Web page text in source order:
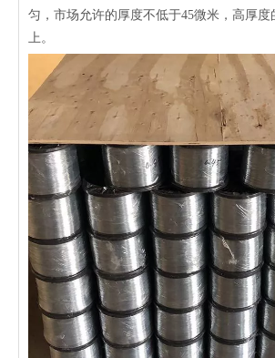
匀，市场允许的厚度不低于45微米，高厚度
上。